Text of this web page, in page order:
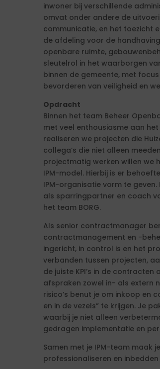
inwoner bij verschillende
omvat onder andere de
communicatie, en het toezicht
de afdeling voor de
openbare ruimte,
sleutelrol in het waarborgen
binnen de gemeente, met
bevorderen van veiligheid en
Opdracht
Binnen het team Beheer
met veel enthousiasme aan
realiseren we projecten die
collega’s die niet alleen
projectmatig werken willen we
IPM-model. Hierbij is er
IPM-organisatie vorm te
als sparringpartner en coach
het team BORG.
Als senior contractmanager
contractmanagement en -
ingericht, in control is en het
verbanden tussen projecten,
de juiste KPI’s in de
afspraken zowel in- als extern
risico’s benut je om inkoop en
en in de vezels” te krijgen. Je
waarbij je niet alleen
gedragen implementatie en
Samen met je IPM-team maak
professionaliseren en